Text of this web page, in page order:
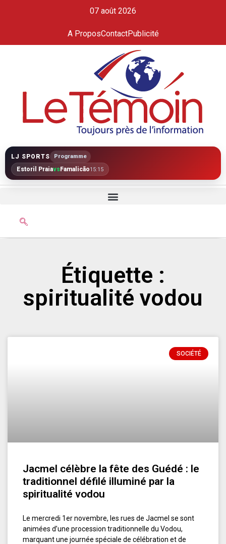
07 août 2026
A ProposContactPublicité
LJ SPORTS Programme
Estoril PraiavsFamalicão15:15
Étiquette :
spiritualité vodou
SOCIÉTÉ
Jacmel célèbre la fête des Guédé : le
traditionnel défilé illuminé par la
spiritualité vodou
Le mercredi 1er novembre, les rues de Jacmel se sont
animées d’une procession traditionnelle du Vodou,
marquant une journée spéciale de célébration et de